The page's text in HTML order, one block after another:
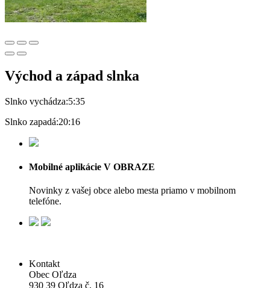
Východ a západ slnka
Slnko vychádza:5:35
Slnko zapadá:20:16
Mobilné aplikácie V OBRAZE
Novinky z vašej obce alebo mesta priamo v mobilnom
telefóne.
Kontakt
Obec Oľdza
930 39 Oľdza č. 16